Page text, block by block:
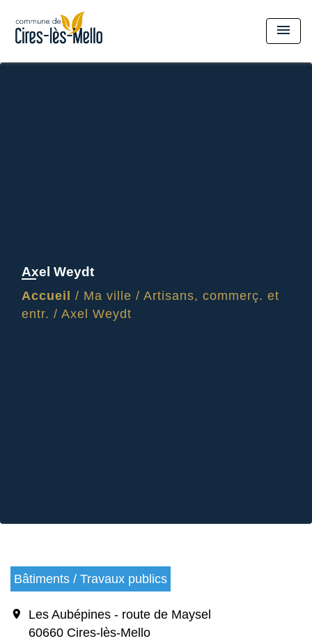
menu
Axel Weydt
Accueil / Ma ville / Artisans, commerç. et
entr. / Axel Weydt
Bâtiments / Travaux publics
location_on
Les Aubépines - route de Maysel
60660 Cires-lès-Mello